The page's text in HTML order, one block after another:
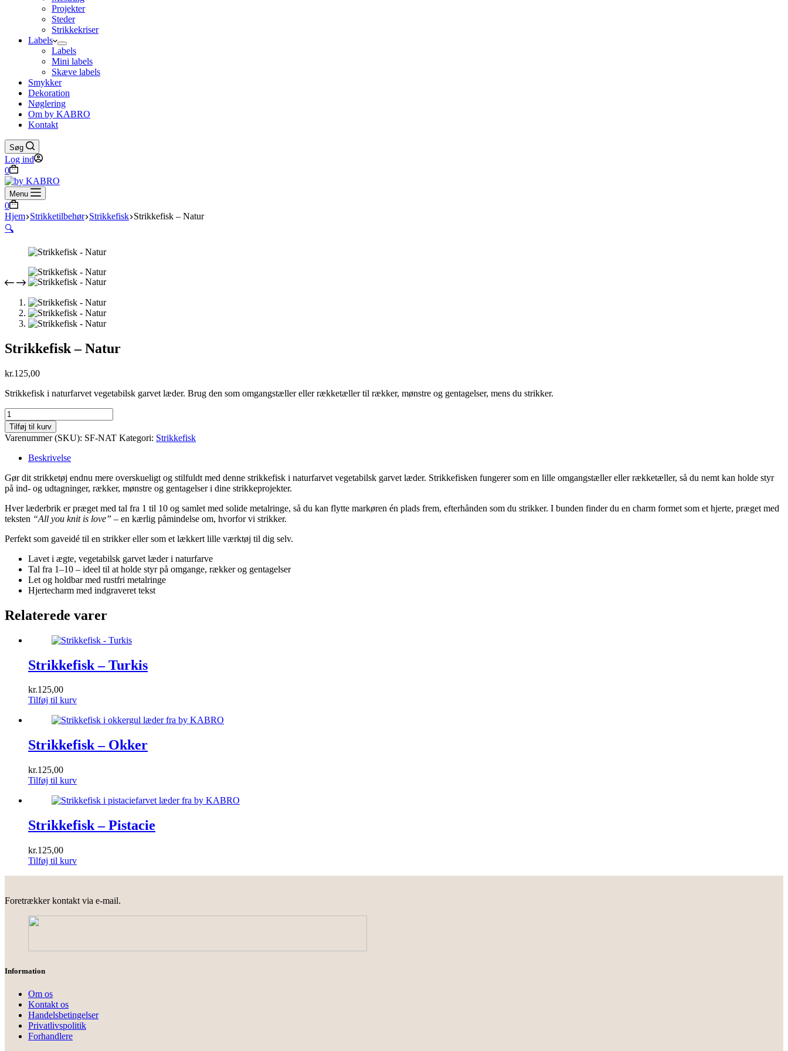
Projekter
Steder
Strikkekriser
Labels
Labels
Mini labels
Skæve labels
Smykker
Dekoration
Nøglering
Om by KABRO
Kontakt
Søg
Log ind
Indkøbskurv
0
Menu
Indkøbskurv
0
Hjem Strikketilbehør Strikkefisk Strikkefisk – Natur
🔍
Strikkefisk – Natur
kr.125,00
Strikkefisk i naturfarvet vegetabilsk garvet læder. Brug den som omgangstæller eller rækketæller til rækker, mønstre og gentagelser, mens du strikker.
Strikkefisk
-
Natur
antal
Tilføj til kurv
Varenummer (SKU): SF-NAT Kategori: Strikkefisk
Beskrivelse
Gør dit strikketøj endnu mere overskueligt og stilfuldt med denne strikkefisk i naturfarvet vegetabilsk garvet læder. Strikkefisken fungerer som en lille omgangstæller eller rækketæller, så du nemt kan holde styr
på ind- og udtagninger, rækker, mønstre og gentagelser i dine strikkeprojekter.
Hver læderbrik er præget med tal fra 1 til 10 og samlet med solide metalringe, så du kan flytte markøren én plads frem, efterhånden som du strikker. I bunden finder du en charm formet som et hjerte, præget med
teksten “All you knit is love” – en kærlig påmindelse om, hvorfor vi strikker.
Perfekt som gaveidé til en strikker eller som et lækkert lille værktøj til dig selv.
Lavet i ægte, vegetabilsk garvet læder i naturfarve
Tal fra 1–10 – ideel til at holde styr på omgange, rækker og gentagelser
Let og holdbar med rustfri metalringe
Hjertecharm med indgraveret tekst
Relaterede varer
Strikkefisk – Turkis
kr.125,00
Tilføj til kurv
Strikkefisk – Okker
kr.125,00
Tilføj til kurv
Strikkefisk – Pistacie
kr.125,00
Tilføj til kurv
Foretrækker kontakt via e-mail.
Information
Om os
Kontakt os
Handelsbetingelser
Privatlivspolitik
Forhandlere